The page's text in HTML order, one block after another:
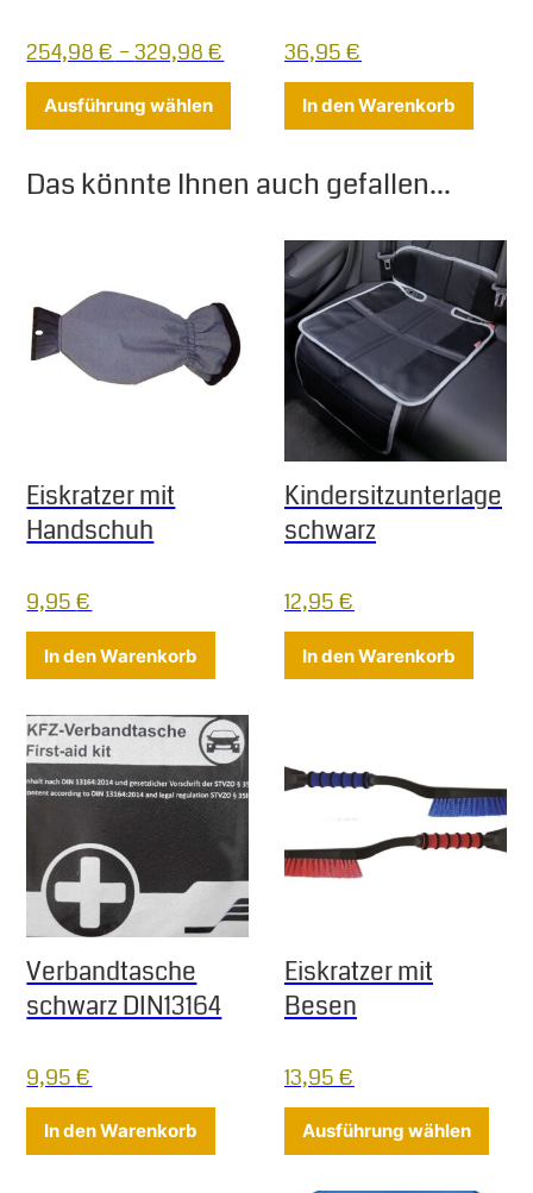
254,98€ –329,98€
Ausführung wählen Dieses Produkt weist mehrere
36,95€
In den Warenkorb
Das könnte Ihnen auch gefallen...
Eiskratzer mit
Handschuh
9,95€
In den Warenkorb
Kindersitzunterlage
schwarz
12,95€
In den Warenkorb
Verbandtasche
schwarz DIN13164
9,95€
In den Warenkorb
Eiskratzer mit
Besen
13,95€
Ausführung wählen